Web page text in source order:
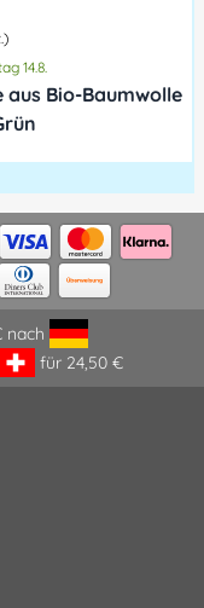
14.8.
Bio-Baumwolle
nach
für 24,50 €